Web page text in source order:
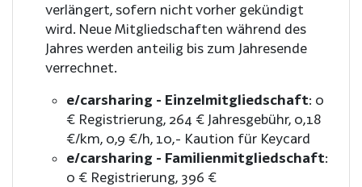
verlängert, sofern nicht vorher gekündigt
wird. Neue Mitgliedschaften während des
Jahres werden anteilig bis zum Jahresende
verrechnet.
e/carsharing - Einzelmitgliedschaft: 0
€ Registrierung 264 € Jahresgebühr 0,18
€/km 0,9 €/h 10,- Kaution für Keycard
e/carsharing - Familienmitgliedschaft:
0 € Registrierung 396 €